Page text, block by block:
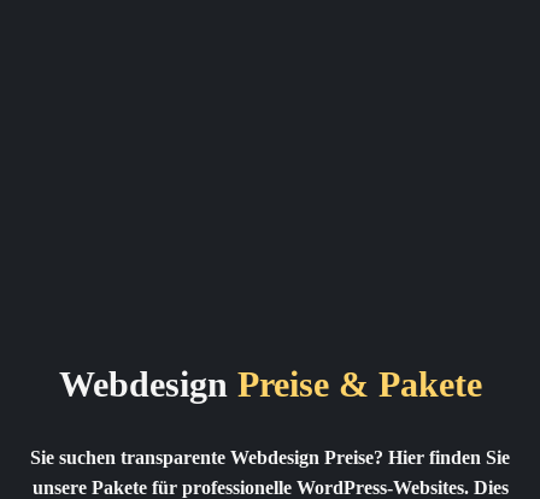
Webdesign Preise & Pakete
Sie suchen transparente Webdesign Preise? Hier finden Sie
unsere Pakete für professionelle WordPress-Websites. Dies